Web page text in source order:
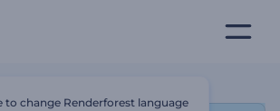
to change Renderforest language